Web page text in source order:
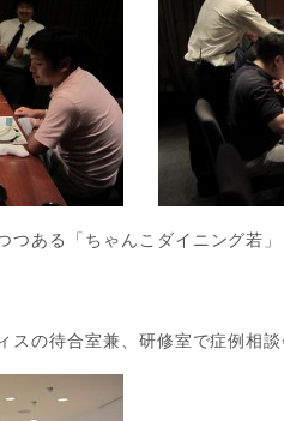
ある「ちゃんこダイニング若」
スの待合室兼、研修室で症例相